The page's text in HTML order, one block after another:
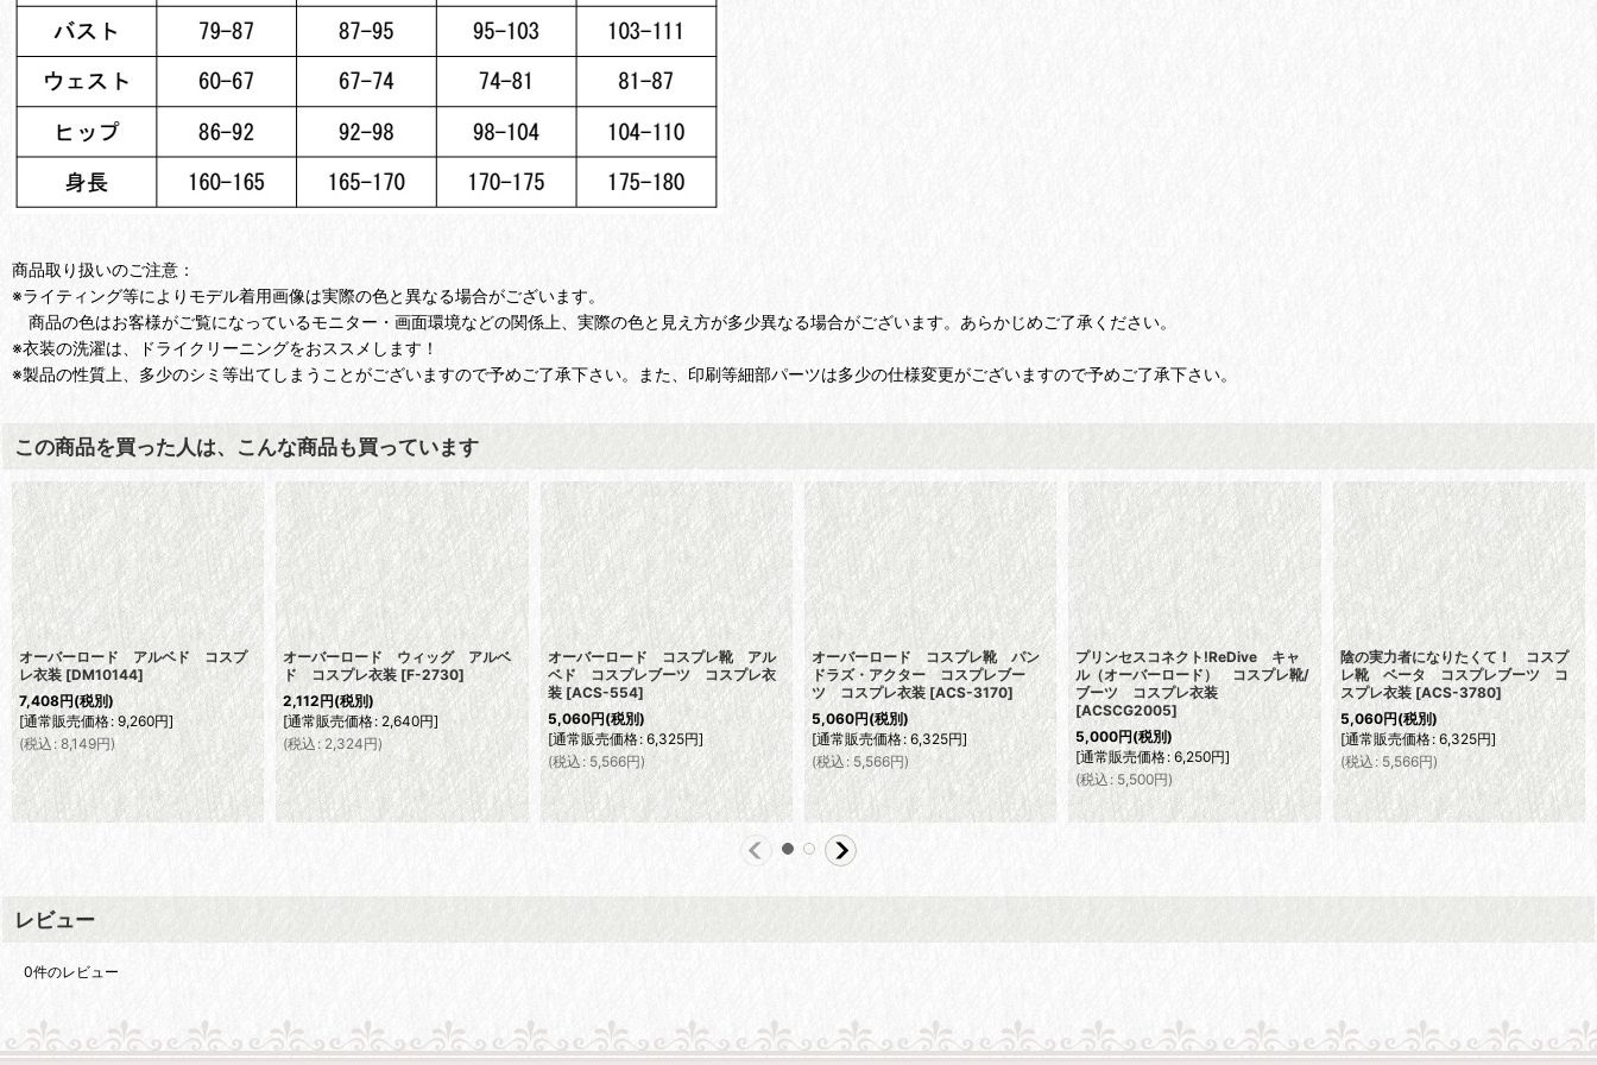
商品取り扱いのご注意：
※ライティング等によりモデル着用画像は実際の色と異なる場合がございます。
商品の色はお客様がご覧になっているモニター・画面環境などの関係上、実際の色と見え方が多少異なる場合がございます。あらかじめご了承ください。
※衣装の洗濯は、ドライクリーニングをおススメします！
※製品の性質上、多少のシミ等出てしまうことがございますので予めご了承下さい。また、印刷等細部パーツは多少の仕様変更がございますので予めご了承下さい。
この商品を買った人は、こんな商品も買っています
オーバーロード アルベド コスプ
レ衣装 [DM10144]
7,408円(税別)
[通常販売価格: 9,260円]
(税込 : 8,149円)
オーバーロード ウィッグ アルベ
ド コスプレ衣装 [F-2730]
2,112円(税別)
[通常販売価格: 2,640円]
(税込 : 2,324円)
オーバーロード コスプレ靴 アル
ベド コスプレブーツ コスプレ衣
装 [ACS-554]
5,060円(税別)
[通常販売価格: 6,325円]
(税込: 5,566円)
オーバーロード コスプレ靴 パン
ドラズ・アクター コスプレブー
ツ コスプレ衣装 [ACS-3170]
5,060円(税別)
[通常販売価格: 6,325円]
(税込: 5,566円)
プリンセスコネクト!ReDive キャ
ル（オーバーロード） コスプレ靴/
ブーツ コスプレ衣装
[ACSCG2005]
5,000円(税別)
[通常販売価格: 6,250円]
(税込 : 5,500円)
陰の実力者になりたくて！ コスプ
レ靴 ベータ コスプレブーツ コ
スプレ衣装 [ACS-3780]
5,060円(税別)
[通常販売価格: 6,325円]
(税込: 5,566円)
レビュー
0件のレビュー